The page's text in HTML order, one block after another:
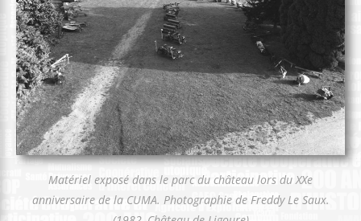
Matériel exposé dans le parc du château lors du XXe
anniversaire de la CUMA. Photographie de Freddy Le Saux.